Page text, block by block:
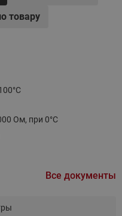
товару
Ом, при 0°C
Все документы